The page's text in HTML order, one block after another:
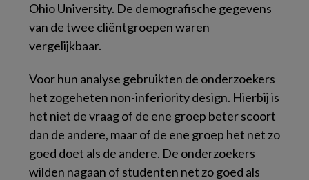
Ohio University. De demografische gegevens
van de twee cliëntgroepen waren
vergelijkbaar.
Voor hun analyse gebruikten de onderzoekers
het zogeheten non-inferiority design. Hierbij is
het niet de vraag of de ene groep beter scoort
dan de andere, maar of de ene groep het net zo
goed doet als de andere. De onderzoekers
wilden nagaan of studenten net zo goed als